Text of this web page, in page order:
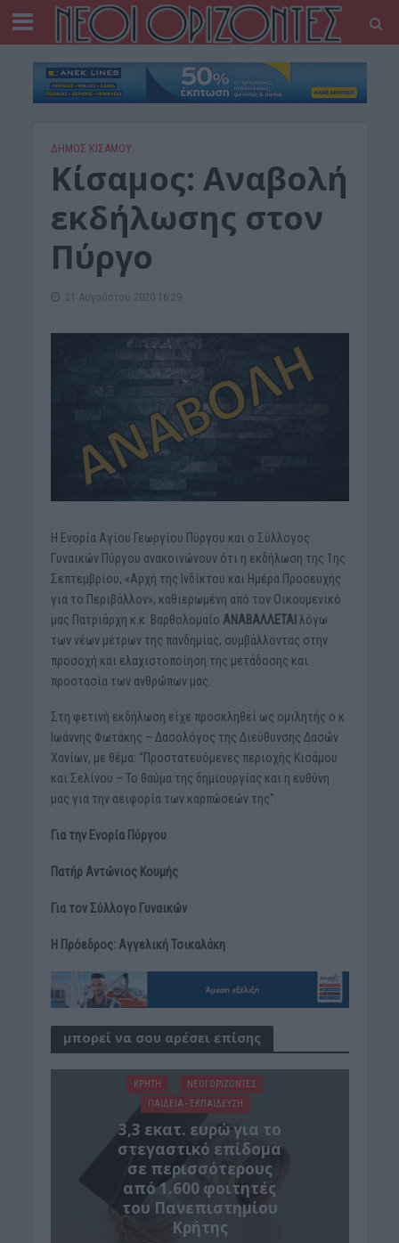
ΔΉΜΟΣ ΚΙΣΆΜΟΥ
Κίσαμος: Αναβολή
εκδήλωσης στον
Πύργο
21 Αυγούστου 2020 16:29
Η Ενορία Αγίου Γεωργίου Πύργου και ο Σύλλογος
Γυναικών Πύργου ανακοινώνουν ότι η εκδήλωση της 1ης
Σεπτεμβρίου, «Αρχή της Ινδίκτου και Ημέρα Προσευχής
για το Περιβάλλον», καθιερωμένη από τον Οικουμενικό
μας Πατριάρχη κ.κ. Βαρθολομαίο ΑΝΑΒΑΛΛΕΤΑΙ λόγω
των νέων μέτρων της πανδημίας, συμβάλλοντας στην
προσοχή και ελαχιστοποίηση της μετάδοσης και
προστασία των ανθρώπων μας.
Στη φετινή εκδήλωση είχε προσκληθεί ως ομιλητής ο κ.
Ιωάννης Φωτάκης – Δασολόγος της Διεύθυνσης Δασών
Χανίων, με θέμα: “Προστατευόμενες περιοχής Κισάμου
και Σελίνου – Το θαύμα της δημιουργίας και η ευθύνη
μας για την αειφορία των καρπώσεών της”.
Για την Ενορία Πύργου
Πατήρ Αντώνιος Κουμής
Για τον Σύλλογο Γυναικών
Η Πρόεδρος: Αγγελική Τσικαλάκη
μπορεί να σου αρέσει επίσης
ΚΡΗΤΗ
ΝΕΟΙ ΟΡΙΖΟΝΤΕΣ
ΠΑΙΔΕΙΑ - ΕΚΠΑΙΔΕΥΣΗ
3,3 εκατ. ευρώ για το
στεγαστικό επίδομα
σε περισσότερους
από 1.600 φοιτητές
του Πανεπιστημίου
Κρήτης